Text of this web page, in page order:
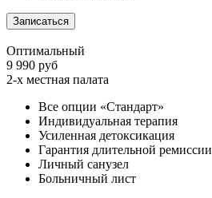
Записаться
Оптимальный
9 990 руб
2-х местная палата
Все опции «Стандарт»
Индивидуальная терапия
Усиленная детоксикация
Гарантия длительной ремиссии
Личный санузел
Больничный лист